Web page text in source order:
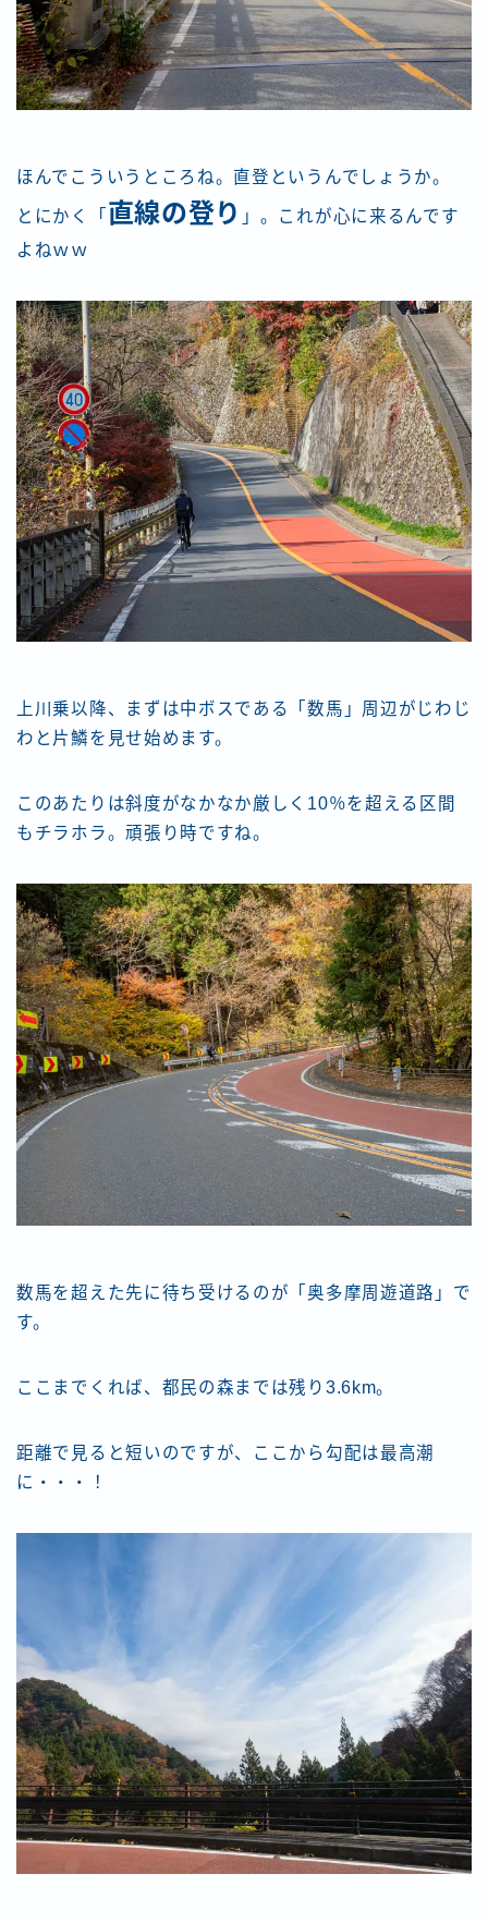
ほんでこういうところね。直登というんでしょうか。
とにかく「 直線の登り 」。これが心に来るんです
よねｗｗ
上川乗以降、まずは中ボスである「数馬」周辺がじわじ
わと片鱗を見せ始めます。
このあたりは斜度がなかなか厳しく10％を超える区間
もチラホラ。頑張り時ですね。
数馬を超えた先に待ち受けるのが「奥多摩周遊道路」で
す。
ここまでくれば、都民の森までは残り3.6km。
距離で見ると短いのですが、ここから勾配は最高潮
に・・・！